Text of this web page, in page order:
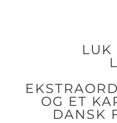
LUK
OG ET
DANSK